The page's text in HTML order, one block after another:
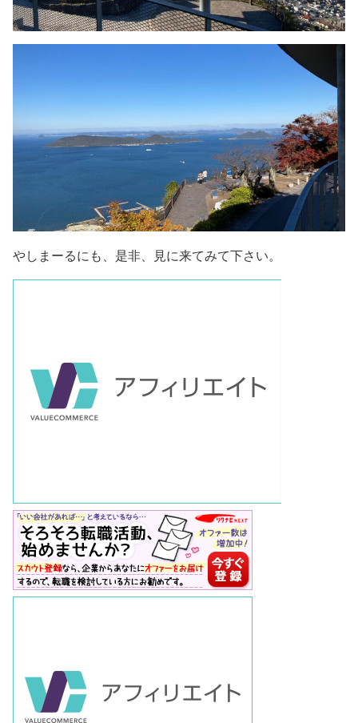
やしまーるにも、是非、見に来てみて下さい。